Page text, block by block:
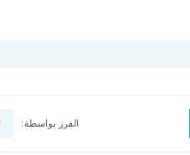
الفرز بواسطة: